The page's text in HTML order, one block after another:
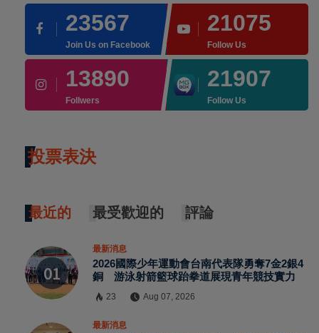
23567
Join Us on Facebook
21075
Follow Us
13890
Follwers
21907
Follow Us
投票表決
最近的 最受歡迎的 評論
最新消息
2026國際少年運動會台南代表隊勇奪7金2銀4
銅 游泳射箭籃球跆拳道展現青年競技實力
23 Aug 07, 2026
最新消息